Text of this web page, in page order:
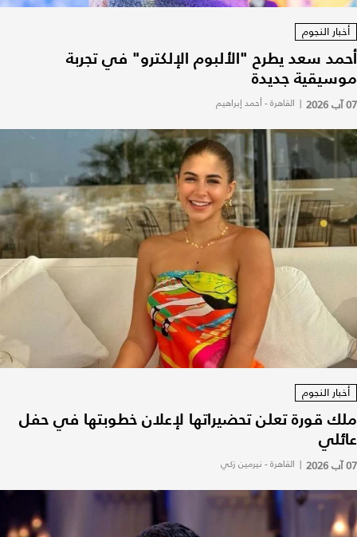
أخبار النجوم
أحمد سعد يطرح "الألبوم الإلكترو" في تجربة
موسيقية جديدة
07 آب 2026 | القاهرة - أحمد إبراهيم
أخبار النجوم
ملك قورة تعلن تحضيراتها لإعلان خطوبتها في حفل
عائلي
07 آب 2026 | القاهرة - نيرمين زكي